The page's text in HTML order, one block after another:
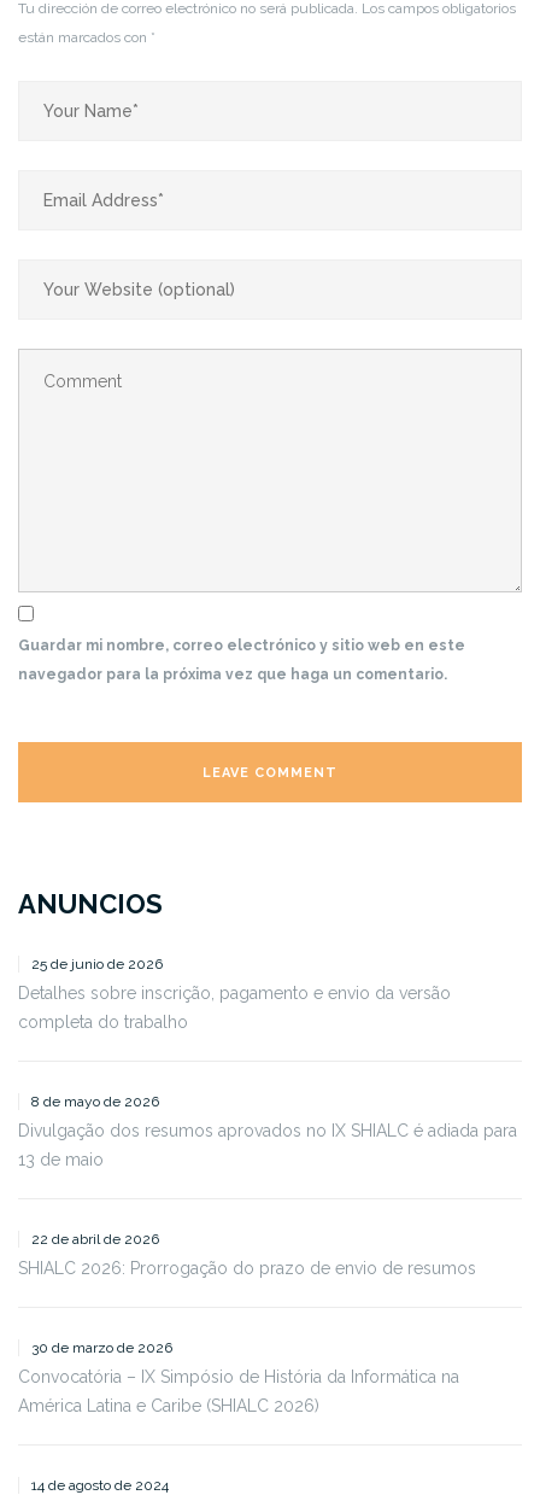
Tu dirección de correo electrónico no será publicada. Los campos obligatorios
están marcados con *
Guardar mi nombre, correo electrónico y sitio web en este
navegador para la próxima vez que haga un comentario.
ANUNCIOS
25 de junio de 2026
Detalhes sobre inscrição, pagamento e envio da versão
completa do trabalho
8 de mayo de 2026
Divulgação dos resumos aprovados no IX SHIALC é adiada para
13 de maio
22 de abril de 2026
SHIALC 2026: Prorrogação do prazo de envio de resumos
30 de marzo de 2026
Convocatória – IX Simpósio de História da Informática na
América Latina e Caribe (SHIALC 2026)
14 de agosto de 2024